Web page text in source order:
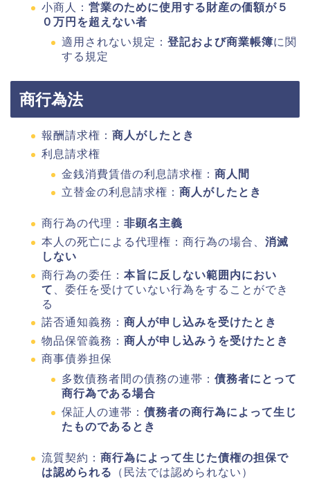
小商人： 営業のために使用する財産の価額が５
０万円を超えない者
適用されない規定： 登記および商業帳簿に関
する規定
商行為法
報酬請求権： 商人がしたとき
利息請求権
金銭消費賃借の利息請求権： 商人間
立替金の利息請求権： 商人がしたとき
商行為の代理： 非顕名主義
本人の死亡による代理権：商行為の場合、 消滅
しない
商行為の委任： 本旨に反しない範囲内におい
て
、委任を受けていない行為をすることができ
る
諾否通知義務： 商人が申し込みを受けたとき
物品保管義務： 商人が申し込みうを受けたとき
商事債券担保
多数債務者間の債務の連帯： 債務者にとって
商行為である場合
保証人の連帯： 債務者の商行為によって生じ
たものであるとき
流質契約： 商行為によって生じた債権の担保で
は認められる
（民法では認められない）